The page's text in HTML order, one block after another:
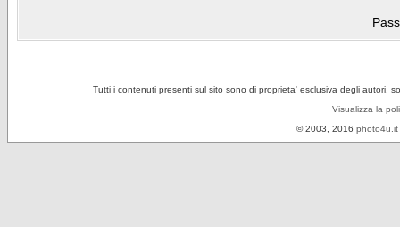
Tutti i contenuti presenti sul sito sono di proprieta' esclusiva degli autori,
Visualizza la
© 2003, 2016 photo4u.it